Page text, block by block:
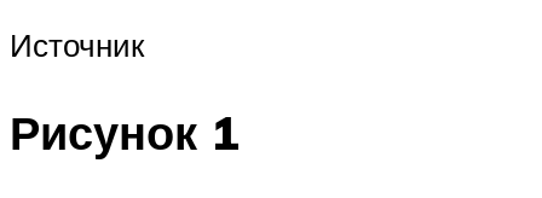
Источник
Рисунок 1